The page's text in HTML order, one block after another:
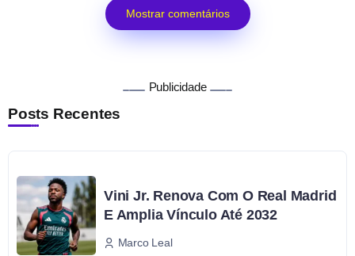
Mostrar comentários
Publicidade
Posts Recentes
Vini Jr. Renova Com O Real Madrid
E Amplia Vínculo Até 2032
Marco Leal